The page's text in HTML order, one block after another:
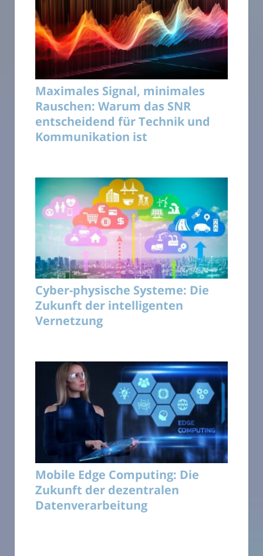
Maximales Signal, minimales
Rauschen: Warum das SNR
entscheidend für Technik und
Kommunikation ist
Cyber-physische Systeme: Die
Zukunft der intelligenten
Vernetzung
Mobile Edge Computing: Die
Zukunft der dezentralen
Datenverarbeitung